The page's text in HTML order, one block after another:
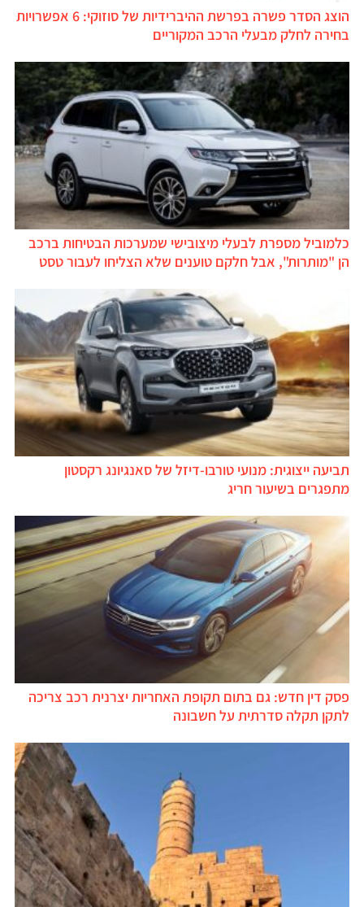
הוצג הסדר פשרה בפרשת ההיברידיות של סוזוקי: 6 אפשרויות
בחירה לחלק מבעלי הרכב המקוריים
כלמוביל מספרת לבעלי מיצובישי שמערכות הבטיחות ברכב
הן "מותרות", אבל חלקם טוענים שלא הצליחו לעבור טסט
תביעה ייצוגית: מנועי טורבו-דיזל של סאנגיונג רקסטון
מתפגרים בשיעור חריג
פסק דין חדש: גם בתום תקופת האחריות יצרנית רכב צריכה
לתקן תקלה סדרתית על חשבונה